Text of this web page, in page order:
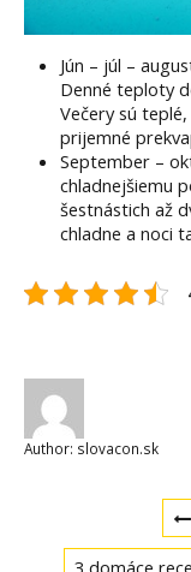
Jún – júl –
Denné teploty
Večery sú
prijemné
September –
chladnejšiemu
šestnástich až
chladne a noci
Author: slovacon.sk
Next
3 domáce